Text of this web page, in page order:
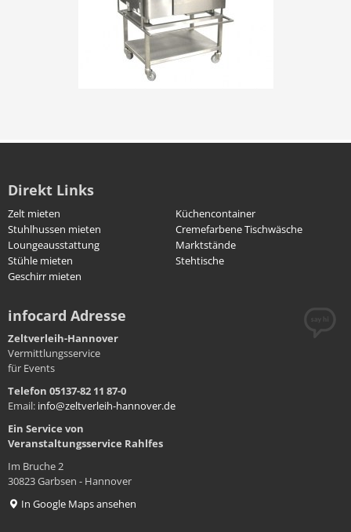
Direkt Links
Zelt mieten
Küchencontainer
Stuhlhussen mieten
Cremefarbene Tischwäsche
Loungeausstattung
Marktstände
Stühle mieten
Stehtische
Geschirr mieten
infocard Adresse
Zeltverleih-Hannover
Vermittlungsservice
für Events
Telefon 05137-82 11 87-0
Email: info@zeltverleih-hannover.de
Ein Service von
Veranstaltungsservice Rahlfes
Im Bruche 2
30823 Garbsen - Hannover
In Google Maps ansehen